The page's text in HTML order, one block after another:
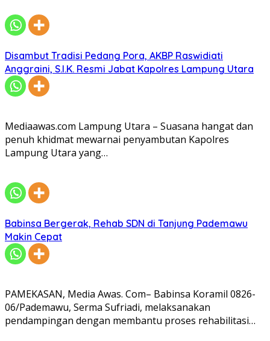
Disambut Tradisi Pedang Pora, AKBP Raswidiati
Anggraini, S.I.K. Resmi Jabat Kapolres Lampung Utara
Mediaawas.com Lampung Utara – Suasana hangat dan
penuh khidmat mewarnai penyambutan Kapolres
Lampung Utara yang…
Babinsa Bergerak, Rehab SDN di Tanjung Pademawu
Makin Cepat
PAMEKASAN, Media Awas. Com– Babinsa Koramil 0826-
06/Pademawu, Serma Sufriadi, melaksanakan
pendampingan dengan membantu proses rehabilitasi…